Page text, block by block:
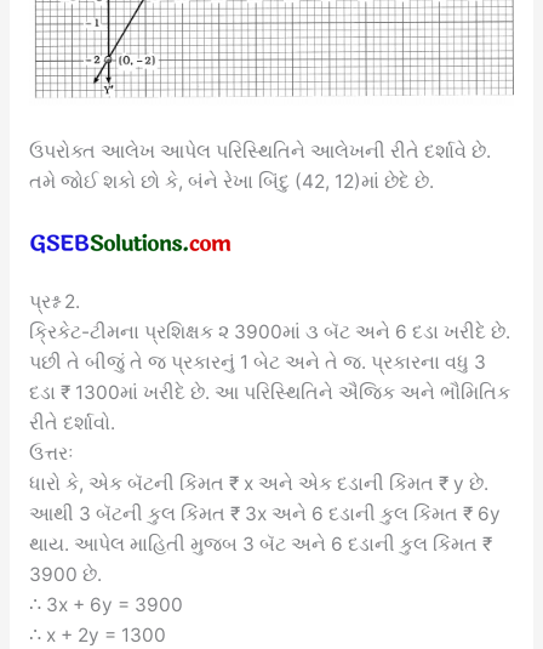
ઉપરોક્ત આલેખ આપેલ પરિસ્થિતિને આલેખની રીતે દર્શાવે છે.
તમે જોઈ શકો છો કે, બંને રેખા બિંદુ (42, 12)માં છેદે છે.
પ્રશ્ન 2.
ક્રિકેટ-ટીમના પ્રશિક્ષક ૨ 3900માં ૩ બૅટ અને 6 દડા ખરીદે છે.
પછી તે બીજું તે જ પ્રકારનું 1 બેટ અને તે જ. પ્રકારના વધુ 3
દડા ₹ 1300માં ખરીદે છે. આ પરિસ્થિતિને ઐજિક અને ભૌમિતિક
રીતે દર્શાવો.
ઉત્તરઃ
ધારો કે, એક બૅટની કિંમત ₹ x અને એક દડાની કિંમત ₹ y છે.
આથી 3 બૅટની કુલ કિંમત ₹ 3x અને 6 દડાની કુલ કિંમત ₹ 6y
થાય. આપેલ માહિતી મુજબ 3 બૅટ અને 6 દડાની કુલ કિંમત ₹
3900 છે.
∴ 3x + 6y = 3900
∴ x + 2y = 1300